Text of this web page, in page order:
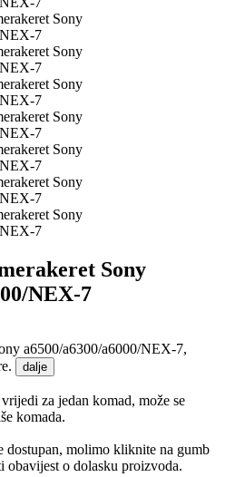
Sony
NEX-7
a6500/a6300/a6000/NEX-7,
dalje
za jedan komad, može se
komada.
dostupan, molimo kliknite na gumb
obavijest o dolasku proizvoda.